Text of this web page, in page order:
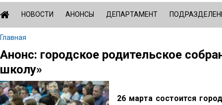
НОВОСТИ АНОНСЫ ДЕПАРТАМЕНТ
Вы
здесь
Главная
Back
to
top
Анонс: городское родительское
школу»
26 марта состоится